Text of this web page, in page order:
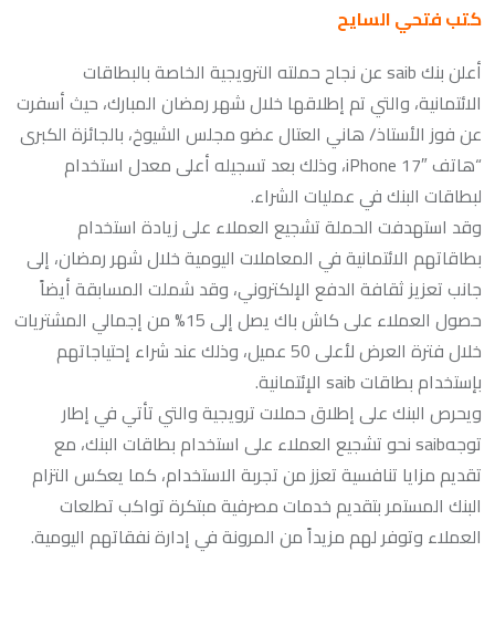
كتب فتحي السايح
أعلن بنك saib عن نجاح حملته الترويجية الخاصة بالبطاقات
الائتمانية، والتي تم إطلاقها خلال شهر رمضان المبارك، حيث أسفرت
عن فوز الأستاذ/ هاني العتال عضو مجلس الشيوخ، بالجائزة الكبرى
“هاتف iPhone 17″، وذلك بعد تسجيله أعلى معدل استخدام
لبطاقات البنك في عمليات الشراء.
وقد استهدفت الحملة تشجيع العملاء على زيادة استخدام
بطاقاتهم الائتمانية في المعاملات اليومية خلال شهر رمضان، إلى
جانب تعزيز ثقافة الدفع الإلكتروني، وقد شملت المسابقة أيضاً
حصول العملاء على كاش باك يصل إلى 15% من إجمالي المشتريات
خلال فترة العرض لأعلى 50 عميل، وذلك عند شراء إحتياجاتهم
بإستخدام بطاقات saib الإئتمانية.
ويحرص البنك على إطلاق حملات ترويجية والتي تأتي في إطار
توجهsaib نحو تشجيع العملاء على استخدام بطاقات البنك، مع
تقديم مزايا تنافسية تعزز من تجربة الاستخدام، كما يعكس التزام
البنك المستمر بتقديم خدمات مصرفية مبتكرة تواكب تطلعات
العملاء وتوفر لهم مزيداً من المرونة في إدارة نفقاتهم اليومية.